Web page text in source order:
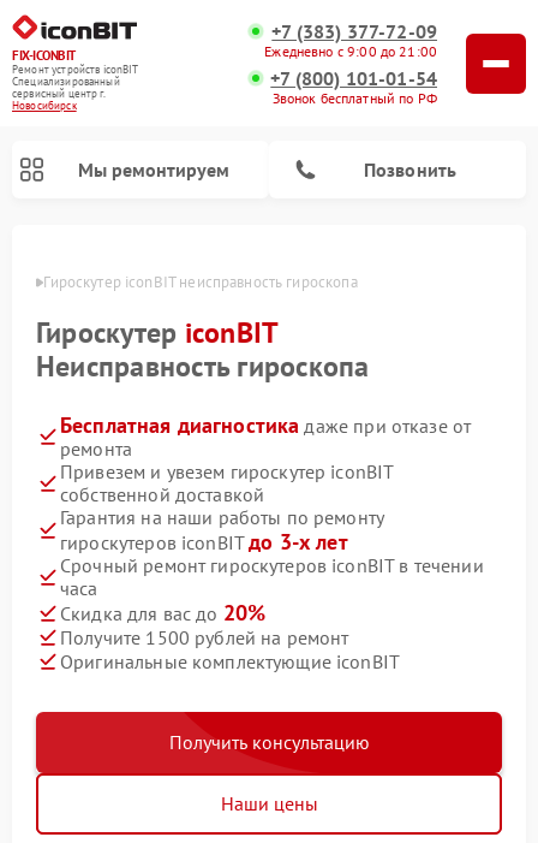
FIX-ICONBIT
Ремонт устройств iconBIT
Специализированный
cервисный центр г.
Новосибирск
+7 (383) 377-72-09
Ежедневно с 9:00 до 21:00
+7 (800) 101-01-54
Звонок бесплатный по РФ
Мы ремонтируем Позвонить
Гироскутер iconBIT неисправность гироскопа
Гироскутер iconBIT
Неисправность гироскопа
Бесплатная диагностика даже при отказе от
ремонта
Привезем и увезем гироскутер iconBIT
собственной доставкой
Гарантия на наши работы по ремонту
гироскутеров iconBITдо 3-х лет
Срочный ремонт гироскутеров iconBIT в течении
часа
Скидка для вас до 20%
Получите 1500 рублей на ремонт
Оригинальные комплектующие iconBIT
Получить консультацию
Наши цены